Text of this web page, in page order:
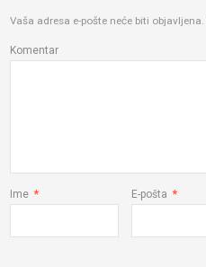
Vaša adresa e-pošte neće biti objavljena.
Komentar
Ime * E-pošta *